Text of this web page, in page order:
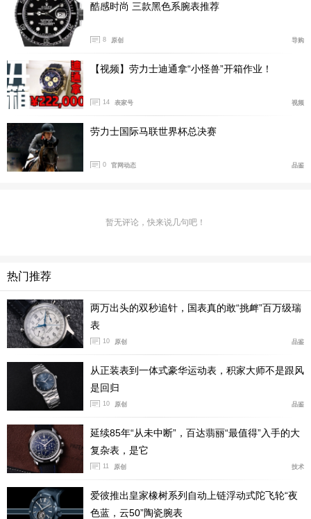
酷感时尚 三款黑色系腕表推荐
8 原创 导购
【视频】劳力士迪通拿“小怪兽”开箱作业！
14 表家号 视频
劳力士国际马联世界杯总决赛
0 官网动态 品鉴
暂无评论，快来说几句吧！
热门推荐
两万出头的双秒追针，国表真的敢“挑衅”百万级瑞
表
10 原创 品鉴
从正装表到一体式豪华运动表，积家大师不是跟风
是回归
10 原创 品鉴
延续85年“从未中断”，百达翡丽“最值得”入手的大
复杂表，是它
11 原创 技术
爱彼推出皇家橡树系列自动上链浮动式陀飞轮“夜
色蓝，云50”陶瓷腕表